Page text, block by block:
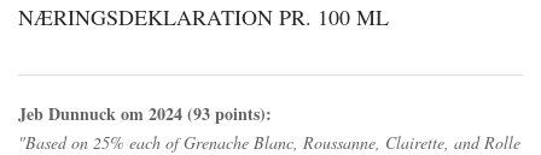
NÆRINGSDEKLARATION PR. 100 ML
Jeb Dunnuck om 2024 (93 points):
"Based on 25% each of Grenache Blanc, Roussanne, Clairette, and Rolle